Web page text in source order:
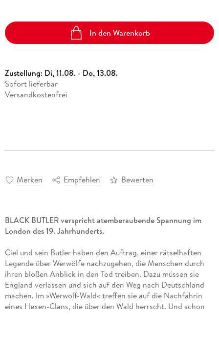
In den Warenkorb
Zustellung: Di, 11.08. - Do, 13.08.
Sofort lieferbar
Versandkostenfrei
Merken Empfehlen Bewerten
BLACK BUTLER verspricht atemberaubende Spannung im
London des 19. Jahrhunderts.
Ciel und sein Butler haben den Auftrag, einer rätselhaften
Legende über Werwölfe nachzugehen, die Menschen durch
ihren bloßen Anblick in den Tod treiben. Dazu müssen sie
England verlassen und sich auf den Weg nach Deutschland
machen. Im »Werwolf-Wald« treffen sie auf die Nachfahrin
eines Hexen-Clans, die über den Wald herrscht. Und schon